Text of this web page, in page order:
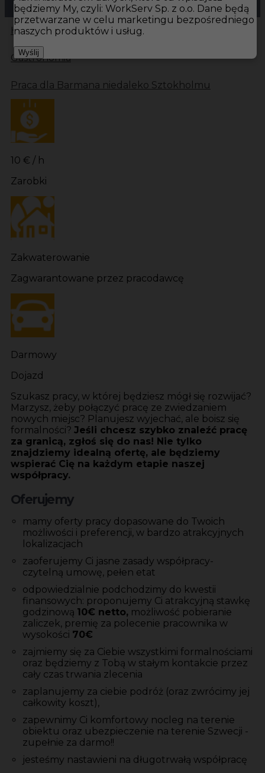
Hotistin Oferty pracyGastronomia Huddinge
Gastronomia
Praca dla Barmana niedaleko Sztokholmu
10 € / h
Zarobki
Zakwaterowanie
Zagwarantowane przez pracodawcę
Darmowy
Dojazd
Szukasz pracy, w której będziesz mógł się rozwijać?
Marzysz, żeby połączyć pracę ze zwiedzaniem
nowych miejsc? Planujesz wyjechać, ale boisz się
formalności? Jeśli chcesz szybko znaleźć pracę
za granicą, zgłoś się do nas! Nie tylko
znajdziemy idealną ofertę, ale będziemy
wspierać Cię na każdym etapie naszej
współpracy.
Oferujemy
mamy oferty pracy dopasowane do Twoich
możliwości i preferencji, w bardzo atrakcyjnych
lokalizacjach
zaoferujemy Ci jasne zasady współpracy-
czytelną umowę, pełen etat
odpowiedzialnie podchodzimy do kwestii
finansowych: proponujemy Ci atrakcyjną stawkę
godzinową 10€ netto, możliwość pobieranie
zaliczek, premię za polecenie pracownika w
wysokości 70€
zajmiemy się za Ciebie wszystkimi formalnościami
oraz będziemy z Tobą w stałym kontakcie przez
cały czas trwania zlecenia
zaplanujemy za ciebie podróż (oraz zwrócimy jej
całkowity koszt),
zapewnimy Ci komfortowy nocleg na terenie
obiektu oraz ubezpieczenie na terenie Szwecji -
zupełnie za darmo!!
jesteśmy nastawieni na długotrwałą współpracę
będziemy My, czyli: WorkServ Sp. z o.o. Dane będą
przetwarzane w celu marketingu bezpośredniego
naszych produktów i usług.
Wyślij